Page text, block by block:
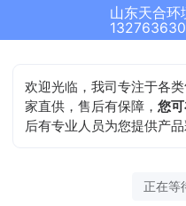
欢迎光临，我司专注于各
家直供，售后有保障，您
后有专业人员为您提供产
正在等